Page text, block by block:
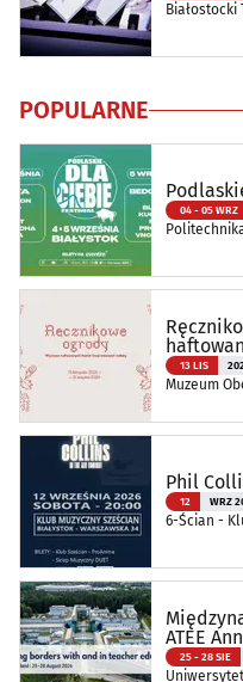
POPULARNE
04 - 05 WRZ
naturą
13 LIS
Muzeum
Phil
12 WRZ
6-Ścian -
ATEE
25 - 28 SIE